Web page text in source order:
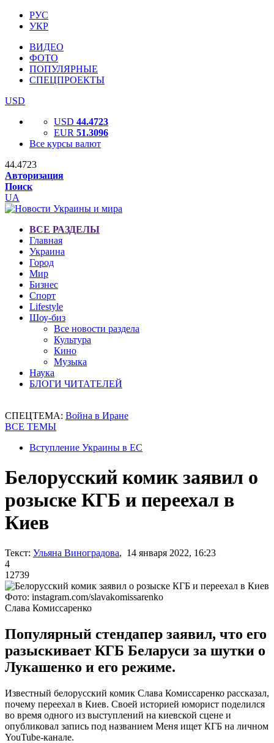
РУС
УКР
ВИДЕО
ФОТО
ПОПУЛЯРНЫЕ
СПЕЦПРОЕКТЫ
USD
USD 44.4723
EUR 51.3096
Все курсы валют
44.4723
Авторизация
Поиск
UA
ВСЕ РАЗДЕЛЫ
Главная
Украина
Город
Мир
Бизнес
Спорт
Lifestyle
Шоу-биз
Все новости раздела
Культура
Кино
Музыка
Наука
БЛОГИ ЧИТАТЕЛЕЙ
СПЕЦТЕМА: Война в Иране
ВСЕ ТЕМЫ
Вступление Украины в ЕС
Белорусский комик заявил о
розыске КГБ и переехал в
Киев
Текст: Ульяна Виноградова, 14 января 2022, 16:23
4
12739
Фото: instagram.com/slavakomissarenko
Слава Комиссаренко
Популярный стендапер заявил, что его
разыскивает КГБ Беларуси за шутки о
Лукашенко и его режиме.
Известный белорусский комик Слава Комиссаренко рассказал,
почему переехал в Киев. Своей историей юморист поделился
во время одного из выступлений на киевской сцене и
опубликовал запись под названием Меня ищет КГБ на личном
YouTube-канале.